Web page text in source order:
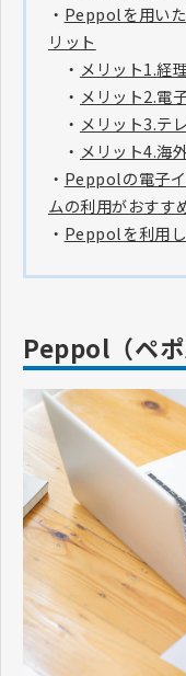
・ Peppolを用い
リット
・ メリット1.経
・ メリット2.電
・ メリット3.テ
・ メリット4.海
・ Peppolの電子
ムの利用がおすす
・ Peppolを利用
Peppol（ペポ